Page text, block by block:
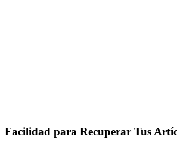
Facilidad para Recuperar Tus